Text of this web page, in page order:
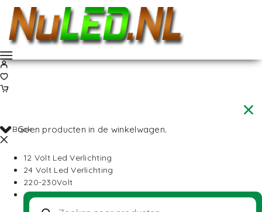
Geen producten in de winkelwagen.
Back
12 Volt Led Verlichting
24 Volt Led Verlichting
220-230Volt